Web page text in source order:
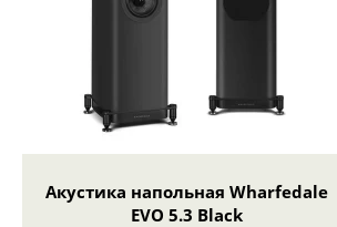
Акустика напольная Wharfedale
EVO 5.3 Black